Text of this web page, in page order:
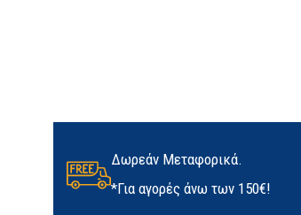
Δωρεάν Μεταφορικά.
*Για αγορές άνω των 150€!